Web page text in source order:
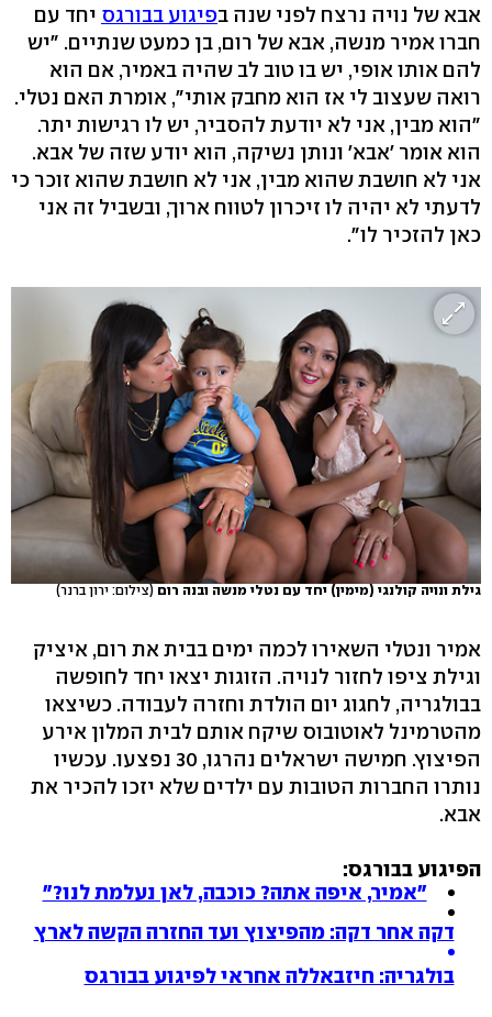
אבא של נויה נרצח לפני שנה בפיגוע בבורגס יחד עם
חברו אמיר מנשה, אבא של רום, בן כמעט שנתיים. "יש
להם אותו אופי, יש בו טוב לב שהיה באמיר, אם הוא
רואה שעצוב לי אז הוא מחבק אותי", אומרת האם נטלי.
"הוא מבין, אני לא יודעת להסביר, יש לו רגישות יתר.
הוא אומר 'אבא' ונותן נשיקה, הוא יודע שזה של אבא.
אני לא חושבת שהוא מבין, אני לא חושבת שהוא זוכר כי
לדעתי לא יהיה לו זיכרון לטווח ארוך, ובשביל זה אני
כאן להזכיר לו".
גילת ונויה קולנגי (מימין) יחד עם נטלי מנשה ובנה רום (צילום: ירון ברנר)
אמיר ונטלי השאירו לכמה ימים בבית את רום, איציק
וגילת ציפו לחזור לנויה. הזוגות יצאו יחד לחופשה
בבולגריה, לחגוג יום הולדת וחזרה לעבודה. כשיצאו
מהטרמינל לאוטובוס שיקח אותם לבית המלון אירע
הפיצוץ. חמישה ישראלים נהרגו, 30 נפצעו. עכשיו
נותרו החברות הטובות עם ילדים שלא יזכו להכיר את
אבא.
הפיגוע בבורגס:
"אמיר, איפה אתה? כוכבה, לאן נעלמת לנו?"
דקה אחר דקה: מהפיצוץ ועד החזרה הקשה לארץ
בולגריה: חיזבאללה אחראי לפיגוע בבורגס